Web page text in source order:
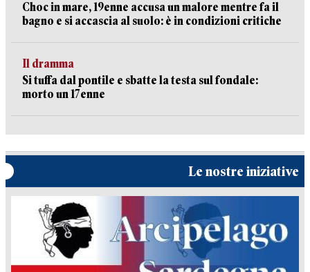
Choc in mare, 19enne accusa un malore mentre fa il
bagno e si accascia al suolo: è in condizioni critiche
Il dramma
Si tuffa dal pontile e sbatte la testa sul fondale:
morto un 17enne
Le nostre iniziative